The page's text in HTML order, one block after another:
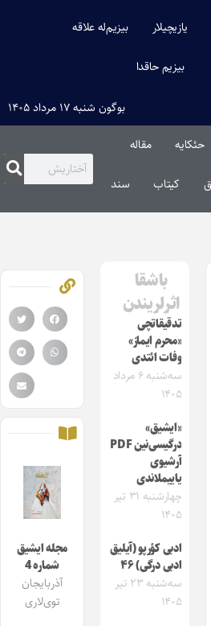
یازیچیلار بیزیم‌له علاقه
بیزیم حاقدا
بوگون شنبه ۱۷ مرداد ۱۴۰۵
حئکایه مقاله‌
کیتاب سند
باشقا
اثرلریندن
تدقیقاتچی
«محرم ایماز»
وفات ائتدی
سه‌شنبه ۶ مرداد
۱۴۰۵
«ایشیق»
درگیسی‌نین PDF
آرشیوی
یاییملاندی
چهارشنبه ۳۱ تیر
۱۴۰۵
ادبی کؤرپو (آیلیق
ادبی درگی) ۴۶
سه‌شنبه ۲۳ تیر
۱۴۰۵
مجله ایشیق
شماره 4
آذربایجان
توی‌لاری